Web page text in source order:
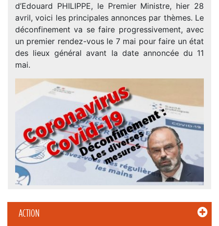
ACTION
d’Edouard PHILIPPE, le Premier Ministre, hier 28
avril, voici les principales annonces par thèmes. Le
déconfinement va se faire progressivement, avec
un premier rendez-vous le 7 mai pour faire un état
des lieux général avant la date annoncée du 11
mai.